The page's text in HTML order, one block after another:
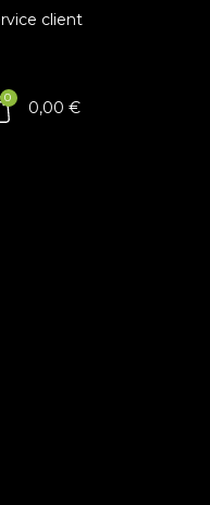
client
0
0,00 €